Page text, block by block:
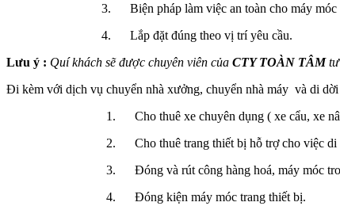
3. Biện pháp làm việc an toàn cho máy móc
4. Lắp đặt đúng theo vị trí yêu cầu.
Lưu ý : Quí khách sẽ được chuyên viên của CTY TOÀN TÂMtư
Đi kèm với dịch vụ chuyển nhà xưởng, chuyển nhà máy và di
1. Cho thuê xe chuyên dụng ( xe cẩu, xe
2. Cho thuê trang thiết bị hỗ trợ cho việc di
3. Đóng và rút công hàng hoá, máy móc
4. Đóng kiện máy móc trang thiết bị.